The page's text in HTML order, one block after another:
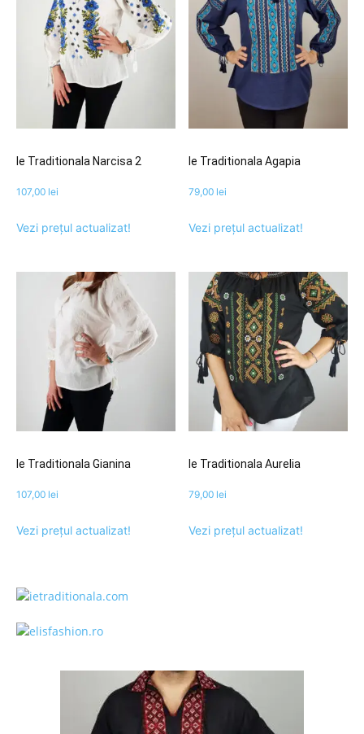
Ie Traditionala Narcisa 2
107,00 lei
Vezi prețul actualizat!
Ie Traditionala Agapia
79,00 lei
Vezi prețul actualizat!
Ie Traditionala Gianina
107,00 lei
Vezi prețul actualizat!
Ie Traditionala Aurelia
79,00 lei
Vezi prețul actualizat!